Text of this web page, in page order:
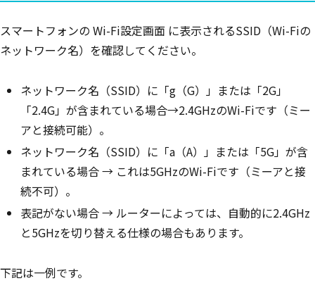
スマートフォンの Wi-Fi設定画面 に表示されるSSID（Wi-Fiの
ネットワーク名）を確認してください。
ネットワーク名（SSID）に「g（G）」または「2G」
「2.4G」が含まれている場合→2.4GHzのWi-Fiです（ミー
アと接続可能）。
ネットワーク名（SSID）に「a（A）」または「5G」が含
まれている場合 → これは5GHzのWi-Fiです（ミーアと接
続不可）。
表記がない場合 → ルーターによっては、自動的に2.4GHz
と5GHzを切り替える仕様の場合もあります。
下記は一例です。